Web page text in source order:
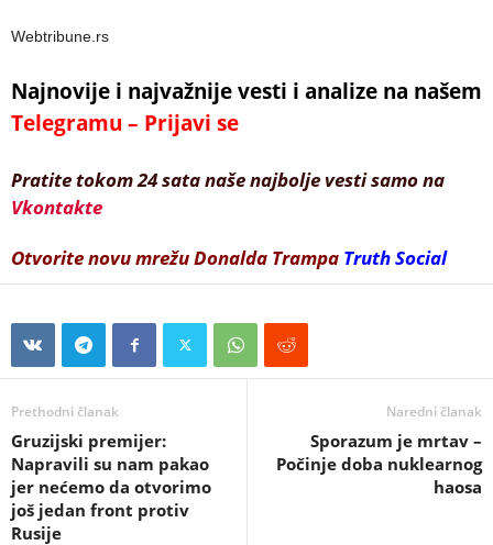
Webtribune.rs
Najnovije i najvažnije vesti i analize na našem
Telegramu – Prijavi se
Pratite tokom 24 sata naše najbolje vesti samo na
Vkontakte
Otvorite novu mrežu Donalda Trampa Truth Social
Prethodni članak
Gruzijski premijer:
Napravili su nam pakao
jer nećemo da otvorimo
još jedan front protiv
Rusije
Naredni članak
Sporazum je mrtav –
Počinje doba nuklearnog
haosa